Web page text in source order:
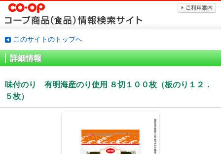
このサイトのトップへ
詳細情報
味付のり 有明海産のり使用 ８切１００枚（板のり１２．
５枚）